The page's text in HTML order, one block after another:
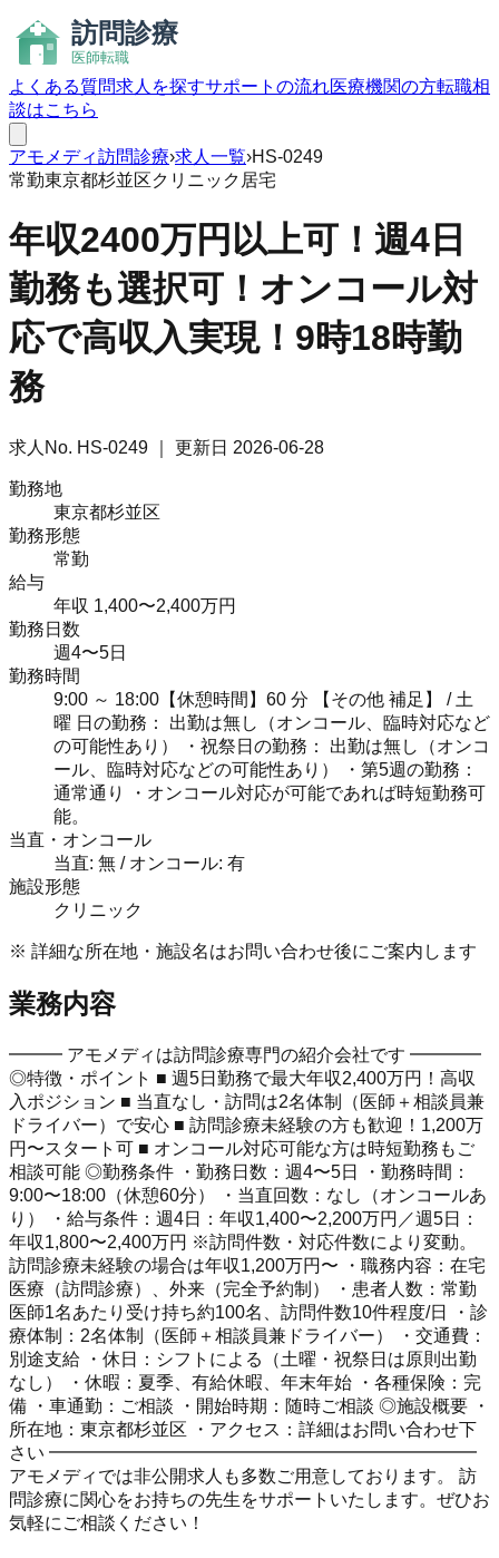
よくある質問求人を探すサポートの流れ医療機関の方転職相
談はこちら
アモメディ訪問診療›求人一覧›HS-0249
常勤東京都杉並区クリニック 居宅
年収2400万円以上可！週4日
勤務も選択可！オンコール対
応で高収入実現！9時18時勤
務
求人No. HS-0249 ｜ 更新日 2026-06-28
勤務地
東京都杉並区
勤務形態
常勤
給与
年収 1,400〜2,400万円
勤務日数
週4〜5日
勤務時間
9:00 ～ 18:00【休憩時間】60 分 【その他 補足】 / 土
曜 日の勤務： 出勤は無し（オンコール、臨時対応など
の可能性あり） ・祝祭日の勤務： 出勤は無し（オンコ
ール、臨時対応などの可能性あり） ・第5週の勤務：
通常通り ・オンコール対応が可能であれば時短勤務可
能。
当直・オンコール
当直: 無 / オンコール: 有
施設形態
クリニック
※ 詳細な所在地・施設名はお問い合わせ後にご案内します
業務内容
━━━ アモメディは訪問診療専門の紹介会社です ━━━━
◎特徴・ポイント ■ 週5日勤務で最大年収2,400万円！高収
入ポジション ■ 当直なし・訪問は2名体制（医師＋相談員兼
ドライバー）で安心 ■ 訪問診療未経験の方も歓迎！1,200万
円〜スタート可 ■ オンコール対応可能な方は時短勤務もご
相談可能 ◎勤務条件 ・勤務日数：週4〜5日 ・勤務時間：
9:00〜18:00（休憩60分） ・当直回数：なし（オンコールあ
り） ・給与条件：週4日：年収1,400〜2,200万円／週5日：
年収1,800〜2,400万円 ※訪問件数・対応件数により変動。
訪問診療未経験の場合は年収1,200万円〜 ・職務内容：在宅
医療（訪問診療）、外来（完全予約制） ・患者人数：常勤
医師1名あたり受け持ち約100名、訪問件数10件程度/日 ・診
療体制：2名体制（医師＋相談員兼ドライバー） ・交通費：
別途支給 ・休日：シフトによる（土曜・祝祭日は原則出勤
なし） ・休暇：夏季、有給休暇、年末年始 ・各種保険：完
備 ・車通勤：ご相談 ・開始時期：随時ご相談 ◎施設概要 ・
所在地：東京都杉並区 ・アクセス：詳細はお問い合わせ下
さい ━━━━━━━━━━━━━━━━━━━━━━━━
アモメディでは非公開求人も多数ご用意しております。 訪
問診療に関心をお持ちの先生をサポートいたします。ぜひお
気軽にご相談ください！